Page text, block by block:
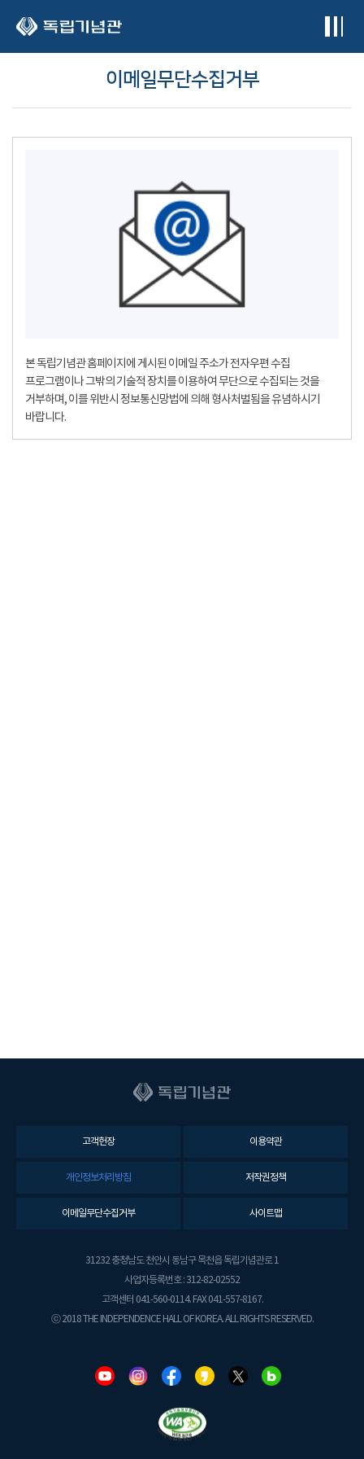
이메일무단수집거부
본 독립기념관 홈페이지에 게시된 이메일 주소가 전자우편 수집
프로그램이나 그밖의 기술적 장치를 이용하여 무단으로 수집되는 것을
거부하며, 이를 위반시 정보통신망법에 의해 형사처벌됨을 유념하시기
바랍니다.
고객헌장 이용약관
개인정보처리방침 저작권정책
이메일무단수집거부 사이트맵
31232 충청남도 천안시 동남구 목천읍 독립기념관로 1
사업자등록번호 : 312-82-02552
고객센터 041-560-0114. FAX 041-557-8167.
ⓒ 2018 THE INDEPENDENCE HALL OF KOREA. ALL RIGHTS RESERVED.